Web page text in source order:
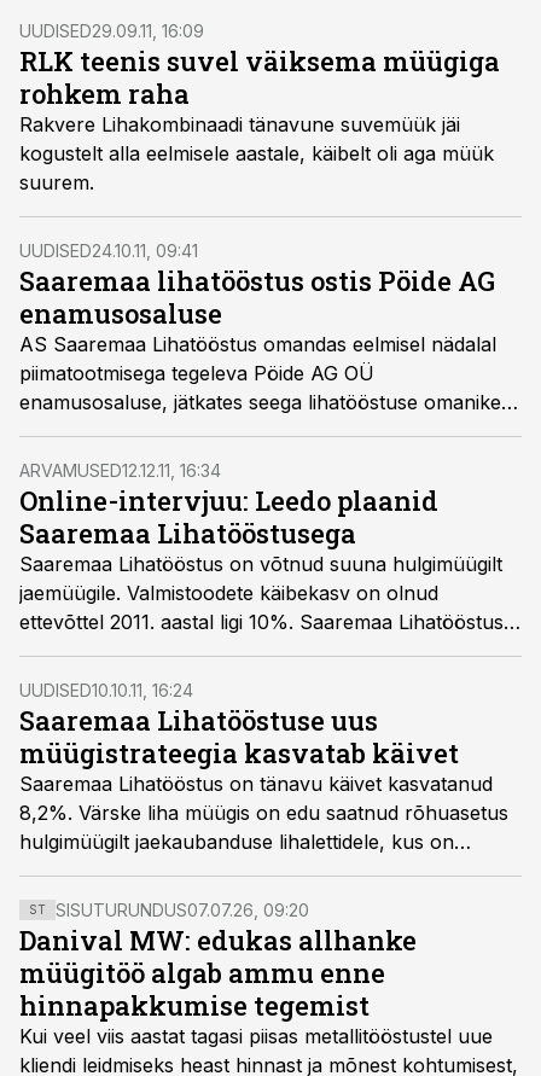
UUDISED29.09.11, 16:09
RLK teenis suvel väiksema müügiga
rohkem raha
Rakvere Lihakombinaadi tänavune suvemüük jäi
kogustelt alla eelmisele aastale, käibelt oli aga müük
suurem.
UUDISED24.10.11, 09:41
Saaremaa lihatööstus ostis Pöide AG
enamusosaluse
AS Saaremaa Lihatööstus omandas eelmisel nädalal
piimatootmisega tegeleva Pöide AG OÜ
enamusosaluse, jätkates seega lihatööstuse omanike
plaani suurenda ettevõtte toorainebaasi ja söödamaid.
ARVAMUSED12.12.11, 16:34
Online-intervjuu: Leedo plaanid
Saaremaa Lihatööstusega
Saaremaa Lihatööstus on võtnud suuna hulgimüügilt
jaemüügile. Valmistoodete käibekasv on olnud
ettevõttel 2011. aastal ligi 10%. Saaremaa Lihatööstuse
juhatuse liige Kristjan Leedo vastas küsimustele, mida
plaanib ettevõte 2012. aastal.
UUDISED10.10.11, 16:24
Saaremaa Lihatööstuse uus
müügistrateegia kasvatab käivet
Saaremaa Lihatööstus on tänavu käivet kasvatanud
8,2%. Värske liha müügis on edu saatnud rõhuasetus
hulgimüügilt jaekaubanduse lihalettidele, kus on
suudetud enda kätte saada Selverites varem Rakvere
Lihakombinaadile kuulunud lihaletid.
ST SISUTURUNDUS07.07.26, 09:20
Danival MW: edukas allhanke
müügitöö algab ammu enne
hinnapakkumise tegemist
Kui veel viis aastat tagasi piisas metallitööstustel uue
kliendi leidmiseks heast hinnast ja mõnest kohtumisest,